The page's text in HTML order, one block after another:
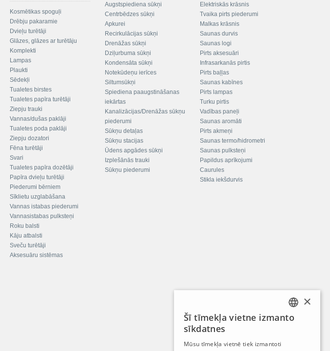
Kosmētikas spoguļi
Drēbju pakaramie
Dvieļu turētāji
Glāzes, glāzes ar turētāju
Komplekti
Lampas
Plaukti
Sēdekļi
Tualetes birstes
Tualetes papīra turētāji
Ziepju trauki
Vannas/dušas paklāji
Tualetes poda paklāji
Ziepju dozatori
Fēna turētāji
Svari
Tualetes papīra dozētāji
Papīra dvieļu turētāji
Piederumi bērniem
Sīklietu uzglabāšana
Vannas istabas piederumi
Vannasistabas pulksteņi
Roku balsti
Kāju atbalsti
Sveču turētāji
Aksesuāru sistēmas
Augstspiediena sūkņi
Centrbēdzes sūkņi
Apkurei
Recirkulācijas sūkņi
Drenāžas sūkņi
Dziļurbuma sūkņi
Kondensāta sūkņi
Notekūdeņu ierīces
Siltumsūkņi
Spiediena paaugstināšanas
iekārtas
Kanalizācijas/Drenāžas sūkņu
piederumi
Sūkņu detaļas
Sūkņu stacijas
Ūdens apgādes sūkņi
Izplešānās trauki
Sūkņu piederumi
Elektriskās krāsnis
Tvaika pirts piederumi
Malkas krāsnis
Saunas durvis
Saunas logi
Pirts aksesuāri
Infrasarkanās pirtis
Pirts baļļas
Saunas kabīnes
Pirts lampas
Turku pirtis
Vadības paneļi
Saunas aromāti
Pirts akmeņi
Saunas termo/hidrometri
Saunas pulksteņi
Papildus aprīkojumi
Caurules
Stikla iekšdurvis
LATVIAN
×
Šī tīmekļa vietne izmanto
sīkdatnes
Mūsu tīmekļa vietnē tiek izmantoti